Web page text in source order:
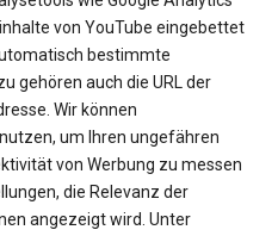
von YouTube eingebettet
bestimmte
gehören auch die URL der
Wir können
um Ihren ungefähren
von Werbung zu messen
die Relevanz der
angezeigt wird. Unter